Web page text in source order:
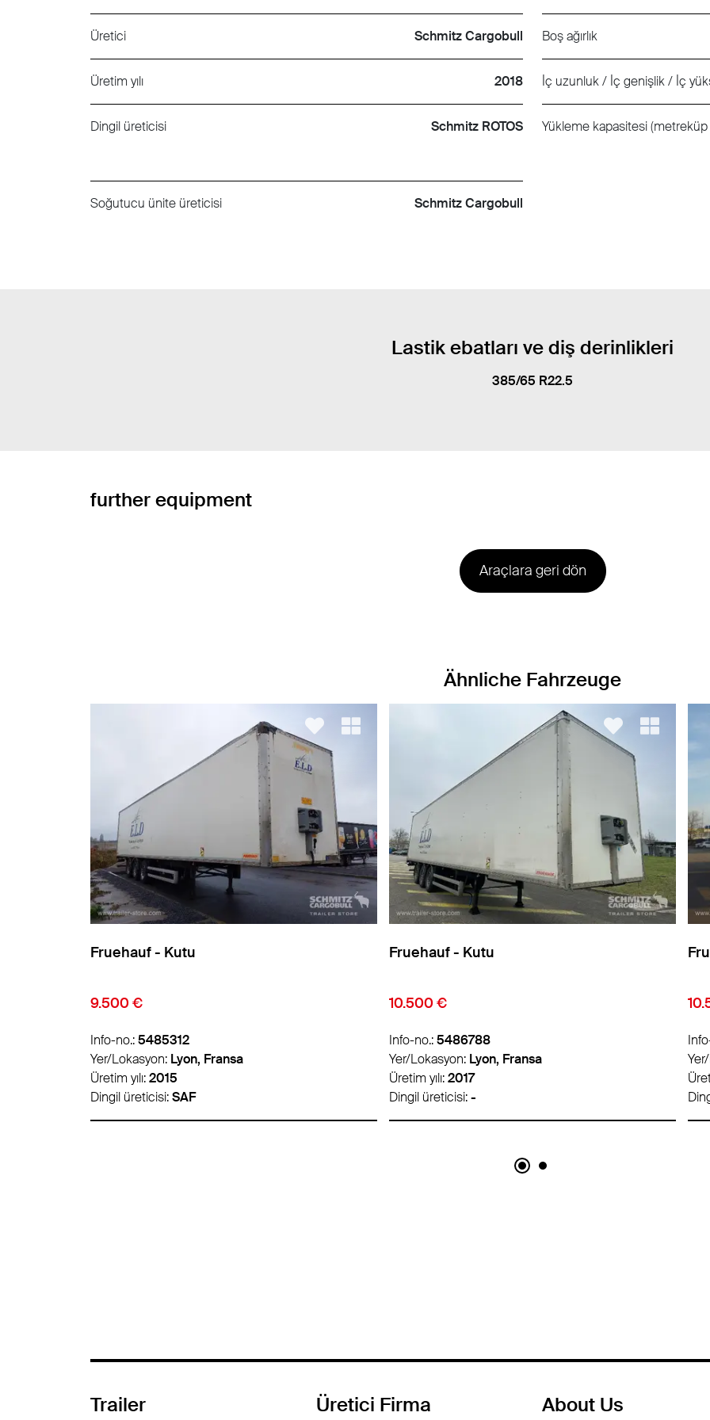
Üretici Schmitz Cargobull
Üretim yılı 2018
Dingil üreticisi Schmitz ROTOS
Boş ağırlık
İç uzunluk / İç genişlik / İç
Yükleme kapasitesi
Soğutucu ünite üreticisi Schmitz Cargobull
Lastik ebatları ve diş derinlikleri
385/65 R22.5
further equipment
Araçlara geri dön
Ähnliche Fahrzeuge
Fruehauf - Kutu
10.500 €
Info-no.:5486788
Yer/Lokasyon: Lyon, Fransa
Üretim yılı:2017
Dingil üreticisi:-
Fruehauf - Kutu
10.500 €
Info-no.:5486812
Yer/Lokasyon: Lyon, Fransa
Üretim yılı:2017
Dingil üreticisi:SAF
-
Trailer Üretici Firma About Us